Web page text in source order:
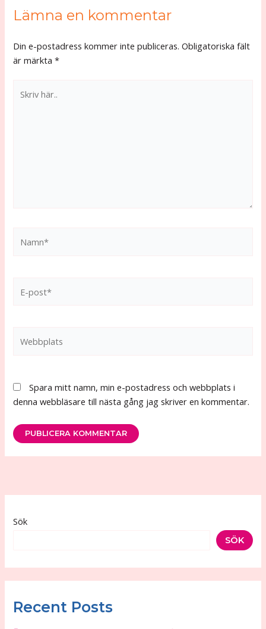
Lämna en kommentar
Din e-postadress kommer inte publiceras. Obligatoriska fält
är märkta*
här..
post*
Spara mitt namn, min e-postadress och webbplats i
denna webbläsare till nästa gång jag skriver en kommentar.
Sök
SÖK
Recent Posts